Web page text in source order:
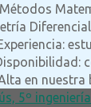
en nuestra
5º